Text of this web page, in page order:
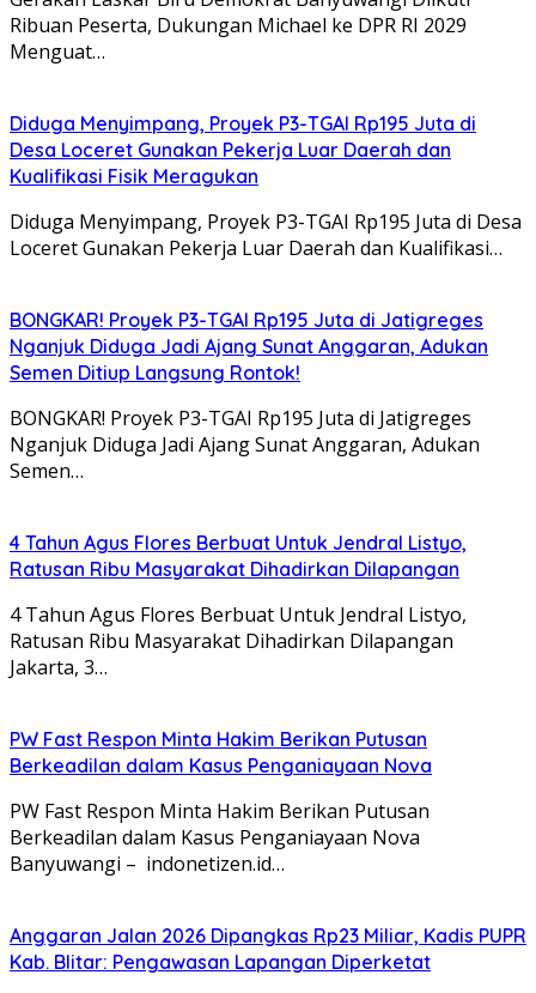
Ribuan Peserta, Dukungan Michael ke DPR RI 2029
Menguat…
Diduga Menyimpang, Proyek P3-TGAI Rp195 Juta di
Desa Loceret Gunakan Pekerja Luar Daerah dan
Kualifikasi Fisik Meragukan
Diduga Menyimpang, Proyek P3-TGAI Rp195 Juta di Desa
Loceret Gunakan Pekerja Luar Daerah dan Kualifikasi…
BONGKAR! Proyek P3-TGAI Rp195 Juta di Jatigreges
Nganjuk Diduga Jadi Ajang Sunat Anggaran, Adukan
Semen Ditiup Langsung Rontok!
BONGKAR! Proyek P3-TGAI Rp195 Juta di Jatigreges
Nganjuk Diduga Jadi Ajang Sunat Anggaran, Adukan
Semen…
4 Tahun Agus Flores Berbuat Untuk Jendral Listyo,
Ratusan Ribu Masyarakat Dihadirkan Dilapangan
4 Tahun Agus Flores Berbuat Untuk Jendral Listyo,
Ratusan Ribu Masyarakat Dihadirkan Dilapangan
Jakarta, 3…
PW Fast Respon Minta Hakim Berikan Putusan
Berkeadilan dalam Kasus Penganiayaan Nova
PW Fast Respon Minta Hakim Berikan Putusan
Berkeadilan dalam Kasus Penganiayaan Nova
Banyuwangi – indonetizen.id…
Anggaran Jalan 2026 Dipangkas Rp23 Miliar, Kadis PUPR
Kab. Blitar: Pengawasan Lapangan Diperketat